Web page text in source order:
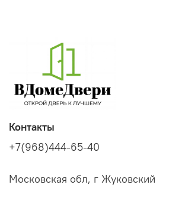
Контакты
+7(968)444-65-40
Московская обл, г Жуковский